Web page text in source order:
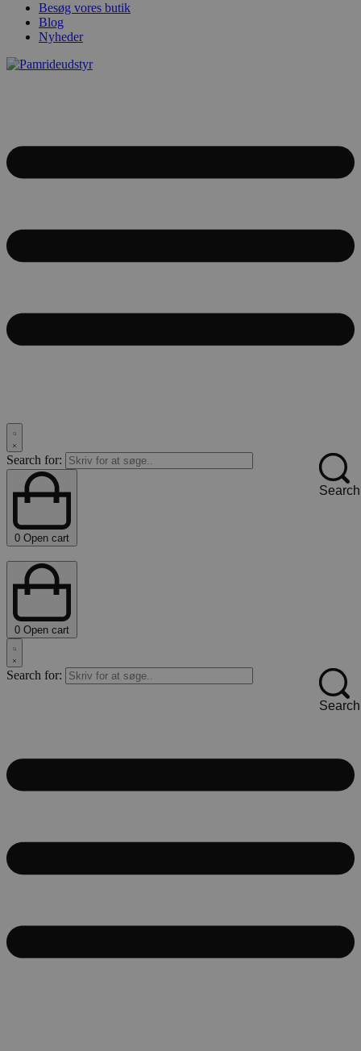
Besøg vores butik
Blog
Nyheder
Search for:
Search
0 Open cart
0 Open cart
Search for:
Search